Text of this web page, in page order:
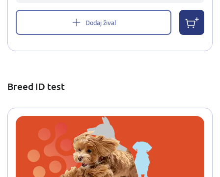
Dodaj žival
Breed ID test